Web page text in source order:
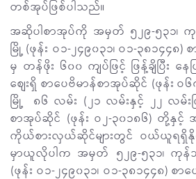
တစ်အုပ်ဖြစ်ပါသည်။
အဆိုပါစာအုပ်ကို အမှတ် ၅၂၉-၅၃၁၊
မြို့ (ဖုန်း ဝ၁-၂၄၉၀၃၁၊ ဝ၁-၃၈၁၄၄၈
မှ တန်ဖိုး ၆၀၀ ကျပ်ဖြင့် ဖြန့်ချိပြီး န
စျေးရှိ စာပေဗိမာန်စာအုပ်ဆိုင် (ဖုန်း ဝ၆
မြို့ ၈၆ လမ်း (၂၁ လမ်းနှင့် ၂၂ လမ်းက
စာအုပ်ဆိုင် (ဖုန်း ဝ၂-၃၀၁၈၆) တို့နှင့် အ
ကိုယ်စားလှယ်ဆိုင်များတွင် ဝယ်ယူရရှိ
မှာယူလိုပါက အမှတ် ၅၂၉-၅၃၁၊ ကုန်
(ဖုန်း ဝ၁-၂၄၉၀၃၁၊ ဝ၁-၃၈၁၄၄၈) စ